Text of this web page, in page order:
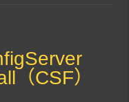
（CSF）